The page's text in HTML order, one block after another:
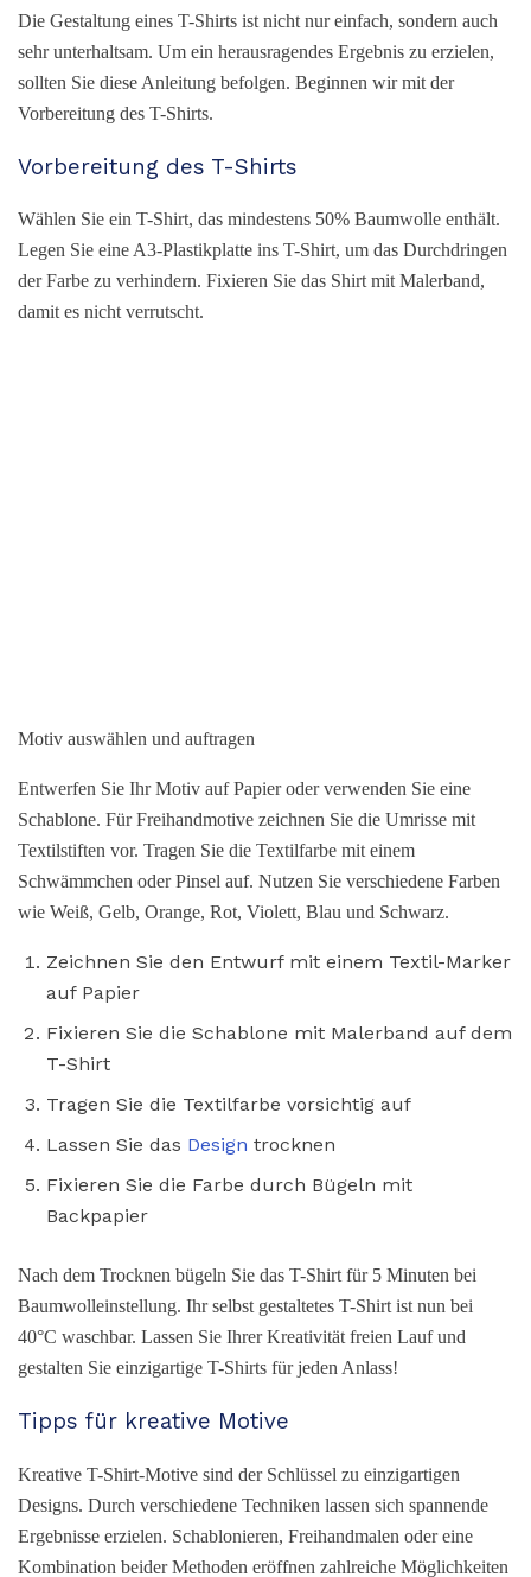
Die Gestaltung eines T-Shirts ist nicht nur einfach, sondern auch
sehr unterhaltsam. Um ein herausragendes Ergebnis zu erzielen,
sollten Sie diese Anleitung befolgen. Beginnen wir mit der
Vorbereitung des T-Shirts.
Vorbereitung des T-Shirts
Wählen Sie ein T-Shirt, das mindestens 50% Baumwolle enthält.
Legen Sie eine A3-Plastikplatte ins T-Shirt, um das Durchdringen
der Farbe zu verhindern. Fixieren Sie das Shirt mit Malerband,
damit es nicht verrutscht.
Motiv auswählen und auftragen
Entwerfen Sie Ihr Motiv auf Papier oder verwenden Sie eine
Schablone. Für Freihandmotive zeichnen Sie die Umrisse mit
Textilstiften vor. Tragen Sie die Textilfarbe mit einem
Schwämmchen oder Pinsel auf. Nutzen Sie verschiedene Farben
wie Weiß, Gelb, Orange, Rot, Violett, Blau und Schwarz.
Zeichnen Sie den Entwurf mit einem Textil-Marker
auf Papier
Fixieren Sie die Schablone mit Malerband auf dem
T-Shirt
Tragen Sie die Textilfarbe vorsichtig auf
Lassen Sie das Design trocknen
Fixieren Sie die Farbe durch Bügeln mit
Backpapier
Nach dem Trocknen bügeln Sie das T-Shirt für 5 Minuten bei
Baumwolleinstellung. Ihr selbst gestaltetes T-Shirt ist nun bei
40°C waschbar. Lassen Sie Ihrer Kreativität freien Lauf und
gestalten Sie einzigartige T-Shirts für jeden Anlass!
Tipps für kreative Motive
Kreative T-Shirt-Motive sind der Schlüssel zu einzigartigen
Designs. Durch verschiedene Techniken lassen sich spannende
Ergebnisse erzielen. Schablonieren, Freihandmalen oder eine
Kombination beider Methoden eröffnen zahlreiche Möglichkeiten